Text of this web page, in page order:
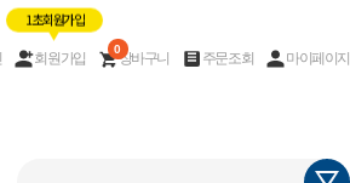
회원가입
1초 회원가입
장바구니
0
주문조회 마이페이지